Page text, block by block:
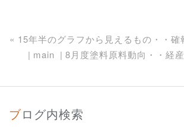
« 15年半のグラフから見えるもの・・確
main
8月度塗料原料動向・・経
ブログ内検索